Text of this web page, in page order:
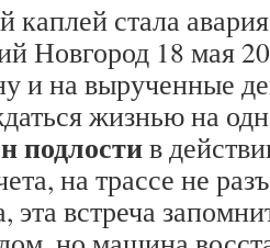
каплей стала
Новгород 18 мая
и на вырученные
жизнью на
подлостив
на трассе не
эта встреча